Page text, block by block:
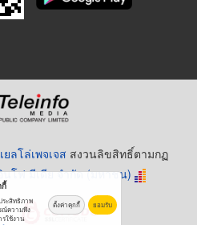
ลโล่เพจเจส สงวนลิขสิทธิ์ตามกฏ
นโฟ มีเดีย จำกัด (มหาชน)
กี้
ระสิทธิภาพ
ณ์ความพึง
ใช้งาน
ตั้งค่าคุกกี้ ยอมรับ